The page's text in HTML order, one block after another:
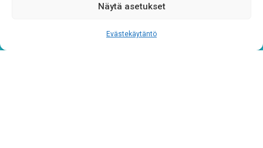
Näytä asetukset
Evästekäytäntö
Tietosuojaseloste